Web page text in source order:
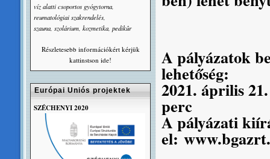
A pályázatok
lehetőség:
2021. április
perc
A pályázati
el:
víz alatti csoportos gyógytorna,
reumatológiai szakrendelés,
szauna, szolárium, kozmetika, pedikûr
Részletesebb információkért kérjük
kattinstson ide!
Európai Uniós projektek
SZÉCHENYI 2020